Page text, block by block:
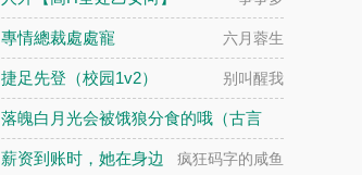
專情總裁處處寵 六月蓉生
捷足先登（校园1v2） 别叫醒我
落魄白月光会被饿狼分食的哦（古言
琦囡
薪资到账时，她在身边 疯狂码字的咸鱼